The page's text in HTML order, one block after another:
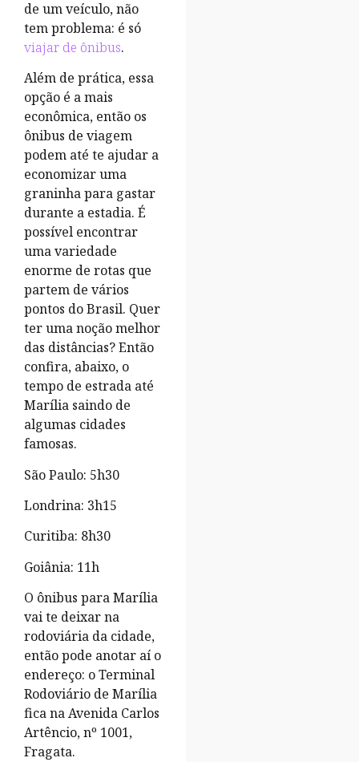
de um veículo, não
tem problema: é só
viajar de ônibus.
Além de prática, essa
opção é a mais
econômica, então os
ônibus de viagem
podem até te ajudar a
economizar uma
graninha para gastar
durante a estadia. É
possível encontrar
uma variedade
enorme de rotas que
partem de vários
pontos do Brasil. Quer
ter uma noção melhor
das distâncias? Então
confira, abaixo, o
tempo de estrada até
Marília saindo de
algumas cidades
famosas.
São Paulo: 5h30
Londrina: 3h15
Curitiba: 8h30
Goiânia: 11h
O ônibus para Marília
vai te deixar na
rodoviária da cidade,
então pode anotar aí o
endereço: o Terminal
Rodoviário de Marília
fica na Avenida Carlos
Artêncio, nº 1001,
Fragata.